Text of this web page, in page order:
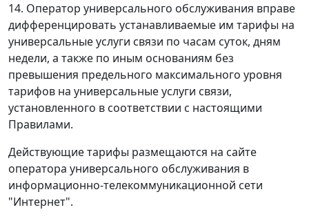
14. Оператор универсального обслуживания вправе
дифференцировать устанавливаемые им тарифы на
универсальные услуги связи по часам суток, дням
недели, а также по иным основаниям без
превышения предельного максимального уровня
тарифов на универсальные услуги связи,
установленного в соответствии с настоящими
Правилами.
Действующие тарифы размещаются на сайте
оператора универсального обслуживания в
информационно-телекоммуникационной сети
"Интернет".